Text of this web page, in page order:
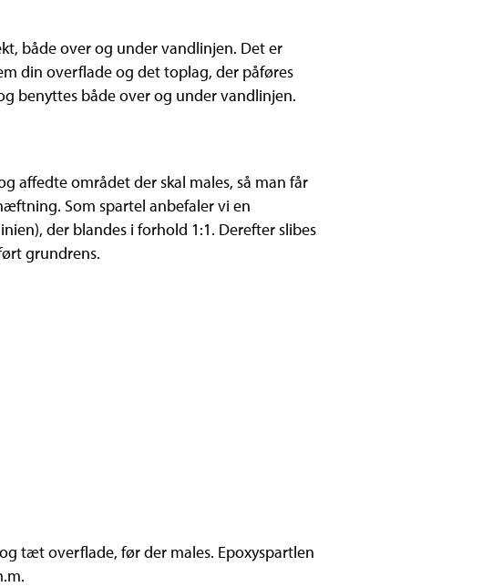
både over og under vandlinjen. Det er
din overflade og det toplag, der påføres
benyttes både over og under vandlinjen.
affedte området der skal males, så man får
Som spartel anbefaler vi en
der blandes i forhold 1:1. Derefter slibes
grundrens.
tæt overflade, før der males. Epoxyspartlen